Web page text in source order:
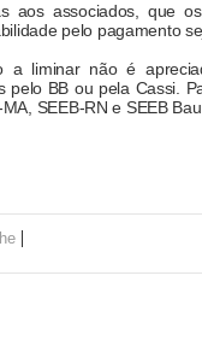
aos associados, que
pelo pagamento
a liminar não é
pelo BB ou pela Cassi.
SEEB-RN e SEEB
|